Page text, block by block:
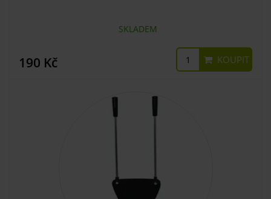
SKLADEM
190 Kč KOUPIT